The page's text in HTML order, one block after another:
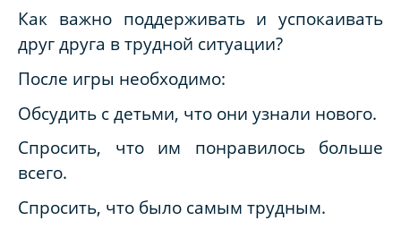
Как важно поддерживать и успокаивать
друг друга в трудной ситуации?
После игры необходимо:
Обсудить с детьми, что они узнали нового.
Спросить, что им понравилось больше
всего.
Спросить, что было самым трудным.